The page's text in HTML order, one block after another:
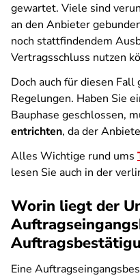
gewartet. Viele sind
an den Anbieter
noch stattfindendem
Vertragsschluss nutzen
Doch auch für diesen
Regelungen. Haben Sie
Bauphase geschlossen,
entrichten, da der
Alles Wichtige rund ums
lesen Sie auch in der
Worin liegt der
Eine